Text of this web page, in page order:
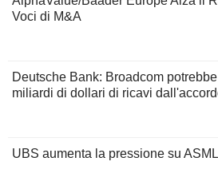
Voci di M&A
Deutsche Bank: Broadcom
miliardi di dollari di ricavi
UBS aumenta la pressione su ASML